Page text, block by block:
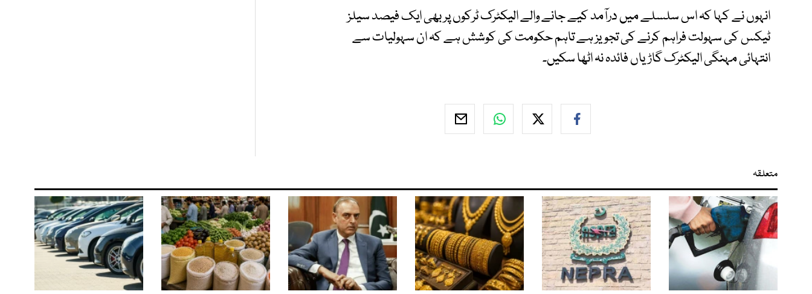
انہوں نے کہا کہ اس سلسلے میں درآمد کیے جانے والے الیکٹرک ٹرکوں پر بھی ایک فیصد سیلز
ٹیکس کی سہولت فراہم کرنے کی تجویز ہے تاہم حکومت کی کوشش ہے کہ ان سہولیات سے
انتہائی مہنگی الیکٹرک گاڑیاں فائدہ نہ اٹھا سکیں۔
متعلقہ